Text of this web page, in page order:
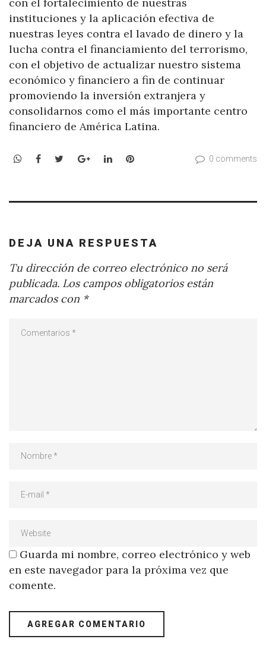
instituciones y la aplicación efectiva de
nuestras leyes contra el lavado de dinero y la
lucha contra el financiamiento del terrorismo,
con el objetivo de actualizar nuestro sistema
económico y financiero a fin de continuar
promoviendo la inversión extranjera y
consolidarnos como el más importante centro
financiero de América Latina.
WhatsApp
Facebook
TwitterGoogle+LinkedInPinterest 0 comments
DEJA UNA RESPUESTA
Tu dirección de correo electrónico no será
publicada. Los campos obligatorios están
marcados con *
Guarda mi nombre, correo electrónico y web
en este navegador para la próxima vez que
comente.